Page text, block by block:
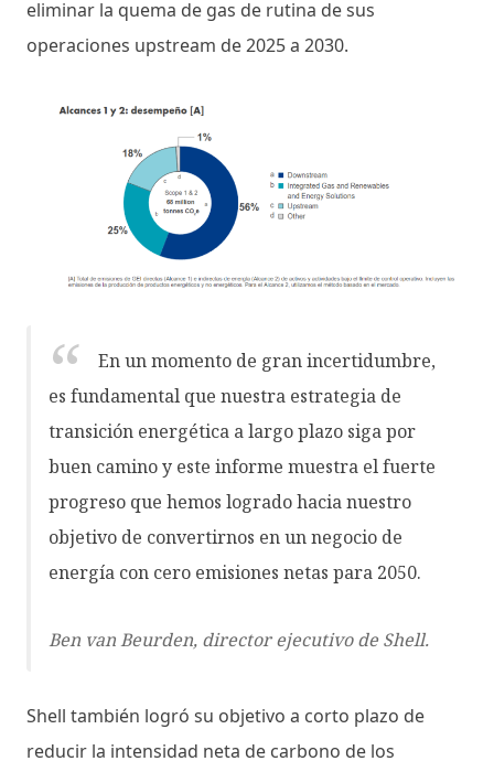
eliminar la quema de gas de rutina de sus
operaciones upstream de 2025 a 2030.
En un momento de gran incertidumbre,
es fundamental que nuestra estrategia de
transición energética a largo plazo siga por
buen camino y este informe muestra el fuerte
progreso que hemos logrado hacia nuestro
objetivo de convertirnos en un negocio de
energía con cero emisiones netas para 2050.
Ben van Beurden, director ejecutivo de Shell.
Shell también logró su objetivo a corto plazo de
reducir la intensidad neta de carbono de los